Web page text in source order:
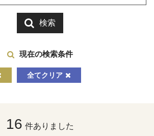
検索
現在の検索条件
全てクリア
16 件ありました